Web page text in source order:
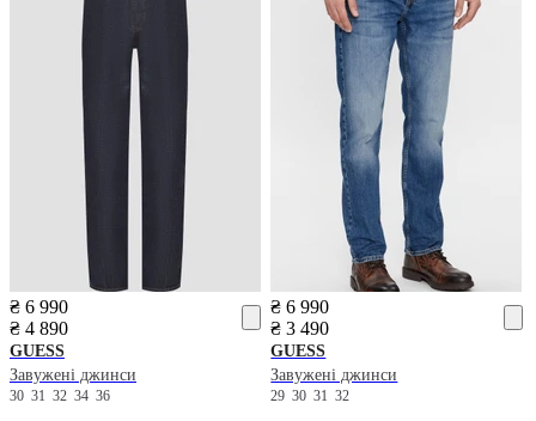
₴ 6 990
₴ 4 890
GUESS
Завужені джинси
30 31 32 34 36
₴ 6 990
₴ 3 490
GUESS
Завужені джинси
29303132